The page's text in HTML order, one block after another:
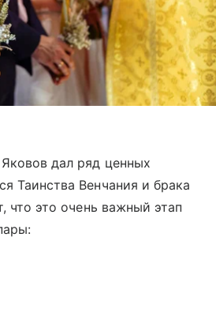
дал ряд ценных
Таинства Венчания и брака
что это очень важный этап